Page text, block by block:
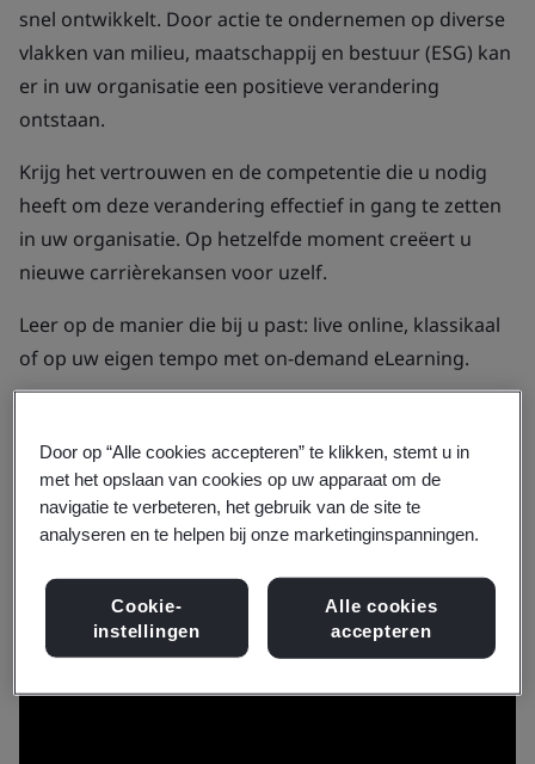
snel ontwikkelt. Door actie te ondernemen op diverse
vlakken van milieu, maatschappij en bestuur (ESG) kan
er in uw organisatie een positieve verandering
ontstaan.
Krijg het vertrouwen en de competentie die u nodig
heeft om deze verandering effectief in gang te zetten
in uw organisatie. Op hetzelfde moment creëert u
nieuwe carrièrekansen voor uzelf.
Leer op de manier die bij u past: live online, klassikaal
of op uw eigen tempo met on-demand eLearning.
Door op “Alle cookies accepteren” te klikken, stemt u in
met het opslaan van cookies op uw apparaat om de
navigatie te verbeteren, het gebruik van de site te
analyseren en te helpen bij onze marketinginspanningen.
Cookie-
instellingen
Alle cookies
accepteren